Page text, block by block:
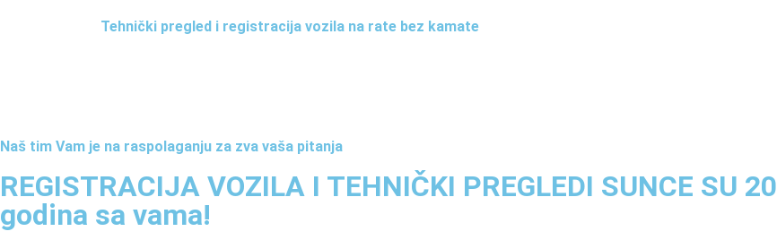
Tehnički pregled i registracija vozila na rate bez kamate
Naš tim Vam je na raspolaganju za zva vaša pitanja
REGISTRACIJA VOZILA I TEHNIČKI PREGLEDI SUNCE SU 20
godina sa vama!